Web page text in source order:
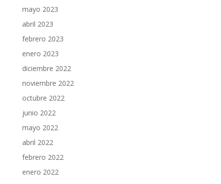
mayo 2023
abril 2023
febrero 2023
enero 2023
diciembre 2022
noviembre 2022
octubre 2022
junio 2022
mayo 2022
abril 2022
febrero 2022
enero 2022